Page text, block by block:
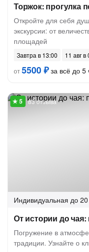
Торжок: прогулка
Откройте для себя
экскурсии: от
площадей
Завтра в 13:00
11 авг в
от5500 ₽за всё до 5
83 отзыва
Индивидуальная до
От истории до
Погружение в
традиции. Узнайте о